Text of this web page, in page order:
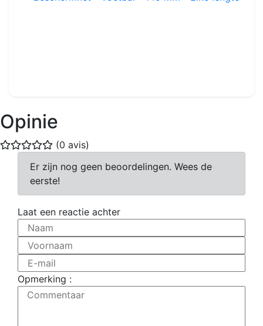
Opinie
(0 avis)
Er zijn nog geen beoordelingen. Wees de
eerste!
Laat een reactie achter
Naam
Voornaam
E-mail
Opmerking :
Commentaar